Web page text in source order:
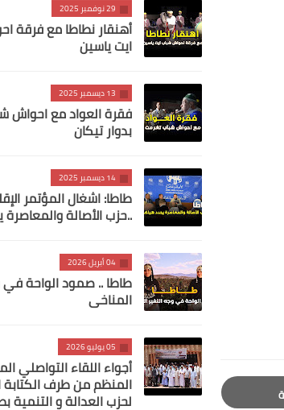
29 نوفمبر 2025
أهنقار نطاطا مع فرقة
ايت ياسين
13 ديسمبر 2025
فقرة العواد مع احواش
بدوار تيكان
14 ديسمبر 2025
طاطا: اشغال المؤتمر
..حزب الأصالة
04 أبريل 2026
طاطا .. صمود الواحة في
المناخي
05 يوليو 2026
أجواء اللقاء التواصلي
المنظم من طرف الكتابة
لحزب العدالة و التنمية